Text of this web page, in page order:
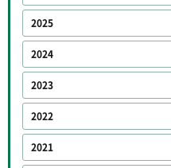
2025
2024
2023
2022
2021